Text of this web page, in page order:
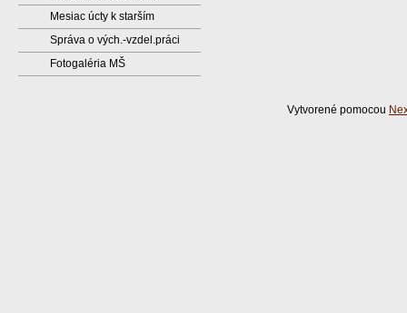
Mesiac úcty k starším
Správa o vých.-vzdel.práci
Fotogaléria MŠ
Vytvorené pomocou